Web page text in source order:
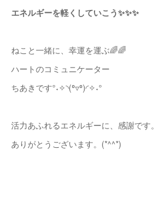
エネルギーを軽くしていこう✨✨✨
ねこと一緒に、幸運を運ぶ🌈🌈
ハートのコミュニケーター
ちあきです°˖✧◝(⁰▿⁰)◜✧˖°
活力あふれるエネルギーに、感謝です。
ありがとうございます。(*^^*)